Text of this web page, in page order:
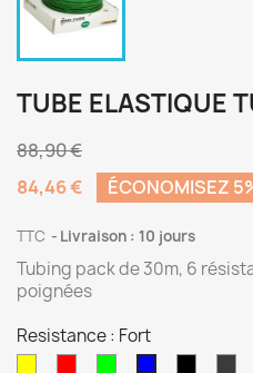
TUBE ELASTIQUE
88,90 €
84,46 €
ÉCONOMISEZ
TTC Livraison : 10 jours
Tubing pack de 30m, 6
poignées
Resistance : Fort